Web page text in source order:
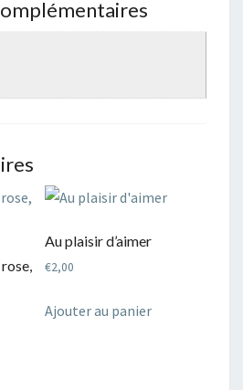
Au plaisir d’aimer
€2,00
Ajouter au panier